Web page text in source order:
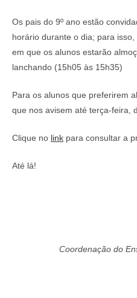
Os pais do 9º ano estão
horário durante o dia; para
em que os alunos estarão
lanchando (15h05 às 15h35)
Para os alunos que preferirem
que nos avisem até terça-feira,
Clique no link para consultar a
Até lá!
Coordenação do